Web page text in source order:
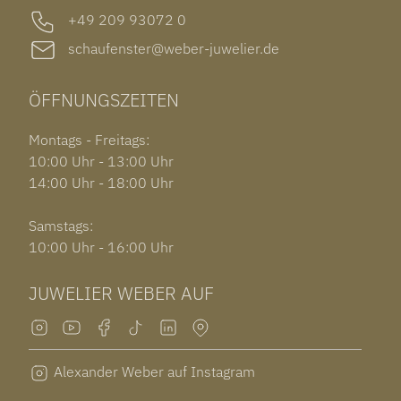
+49 209 93072 0
schaufenster@weber-juwelier.de
ÖFFNUNGSZEITEN
Montags - Freitags:
10:00 Uhr - 13:00 Uhr
14:00 Uhr - 18:00 Uhr
Samstags:
10:00 Uhr - 16:00 Uhr
JUWELIER WEBER AUF
Alexander Weber auf Instagram